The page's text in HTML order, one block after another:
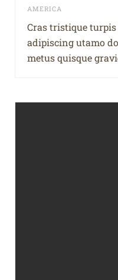
AMERICA
Cras tristique turpis
adipiscing utamo
metus quisque